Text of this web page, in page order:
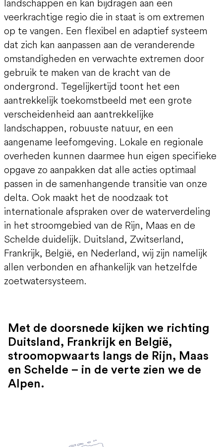
landschappen en kan bijdragen aan een
veerkrachtige regio die in staat is om extremen
op te vangen. Een flexibel en adaptief systeem
dat zich kan aanpassen aan de veranderende
omstandigheden en verwachte extremen door
gebruik te maken van de kracht van de
ondergrond. Tegelijkertijd toont het een
aantrekkelijk toekomstbeeld met een grote
verscheidenheid aan aantrekkelijke
landschappen, robuuste natuur, en een
aangename leefomgeving. Lokale en regionale
overheden kunnen daarmee hun eigen specifieke
opgave zo aanpakken dat alle acties optimaal
passen in de samenhangende transitie van onze
delta. Ook maakt het de noodzaak tot
internationale afspraken over de waterverdeling
in het stroomgebied van de Rijn, Maas en de
Schelde duidelijk. Duitsland, Zwitserland,
Frankrijk, België, en Nederland, wij zijn namelijk
allen verbonden en afhankelijk van hetzelfde
zoetwatersysteem.
Met de doorsnede kijken we richting
Duitsland, Frankrijk en België,
stroomopwaarts langs de Rijn, Maas
en Schelde – in de verte zien we de
Alpen.